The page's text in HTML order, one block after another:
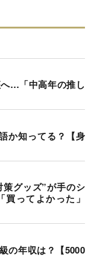
…「中高年の推し
か知ってる？【身
策グッズ”が手のシ
ってよかった」
の年収は？【5000